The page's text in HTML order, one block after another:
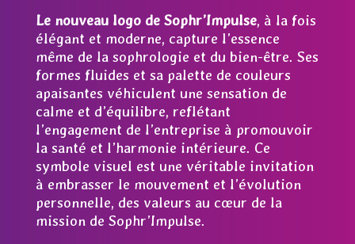
Le nouveau logo de Sophr’Impulse, à la fois
élégant et moderne, capture l’essence
même de la sophrologie et du bien-être. Ses
formes fluides et sa palette de couleurs
apaisantes véhiculent une sensation de
calme et d’équilibre, reflétant
l’engagement de l’entreprise à promouvoir
la santé et l’harmonie intérieure. Ce
symbole visuel est une véritable invitation
à embrasser le mouvement et l’évolution
personnelle, des valeurs au cœur de la
mission de Sophr’Impulse.